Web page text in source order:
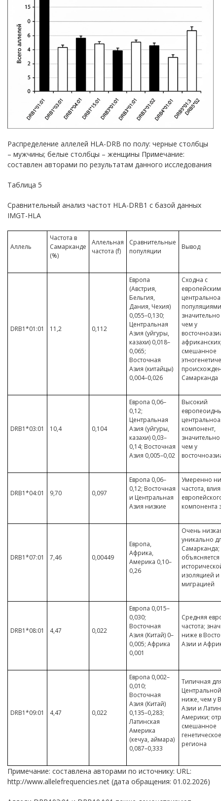
Распределение аллелей HLA-DRB по полу: черные столбцы
– мужчины; белые столбцы – женщины Примечание:
составлен авторами по результатам данного исследования
Таблица 5
Сравнительный анализ частот HLA-DRB1 с базой данных
IMGT-HLA
Аллель
Частота в
Самарканде
(%)
Аллельная
частота (f)
Сравнительные
популяции
Вывод
DRB1*01:01 11,2 0,112
Европа
(Австрия,
Бельгия,
Дания, Чехия)
0,055–0,130;
Центральная
Азия (уйгуры,
казахи) 0,018–
0,065;
Восточная
Азия (китайцы)
0,004–0,026
Сходна с
чем у
смешанное
Самарканда
DRB1*03:01 10,4 0,104
Европа 0,06–
0,12;
Центральная
Азия (уйгуры,
казахи) 0,03–
0,14; Восточная
Азия 0,005–0,02
Высокий
компонент,
чем у
DRB1*04:01 9,70 0,097
Европа 0,06–
0,12; Восточная
и Центральная
Азия низкие
Умеренно
частота,
компонента
DRB1*07:01 7,46 0,00449
Европа,
Африка,
Америка 0,10–
0,26
Очень
уникально
Самарканда;
объясняется
изоляцией и
миграцией
DRB1*08:01 4,47 0,022
Европа 0,015–
0,030;
Восточная
Азия (Китай) 0–
0,005; Африка
0,001
Средняя
частота;
ниже в
Азии и
DRB1*09:01 4,47 0,022
Европа 0,002–
0,010;
Восточная
Азия (Китай)
0,135–0,283;
Латинская
Америка
(кечуа, аймара)
0,087–0,333
Типичная
ниже, чем у
Азии и
Америки;
смешанное
региона
Примечание: составлена авторами по источнику: URL:
http://www.allelefrequencies.net (дата обращения: 01.02.2026)